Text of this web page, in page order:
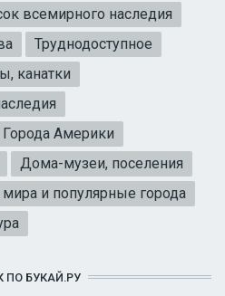
всемирного наследия
Труднодоступное
канатки
Города Америки
Дома-музеи, поселения
мира и популярные города
ПО БУКАЙ.РУ